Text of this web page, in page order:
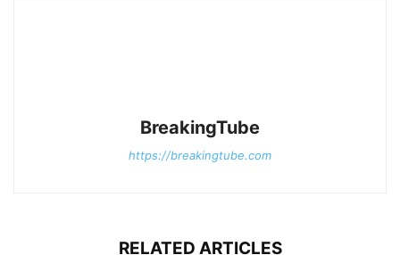
BreakingTube
https://breakingtube.com
RELATED ARTICLES